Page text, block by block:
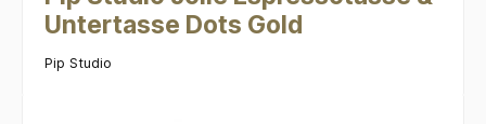
Untertasse Dots Gold
Pip Studio